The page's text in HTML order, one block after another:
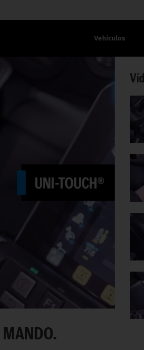
Vehículos
MANDO.